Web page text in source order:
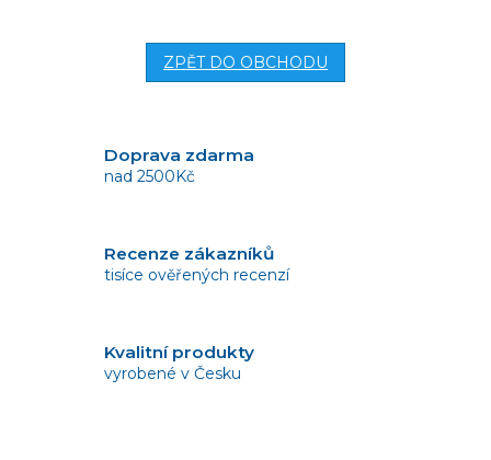
ZPĚT DO OBCHODU
Doprava zdarma
nad 2500Kč
Recenze zákazníků
tisíce ověřených recenzí
Kvalitní produkty
vyrobené v Česku